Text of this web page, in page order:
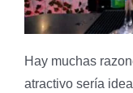
Hay muchas
atractivo sería